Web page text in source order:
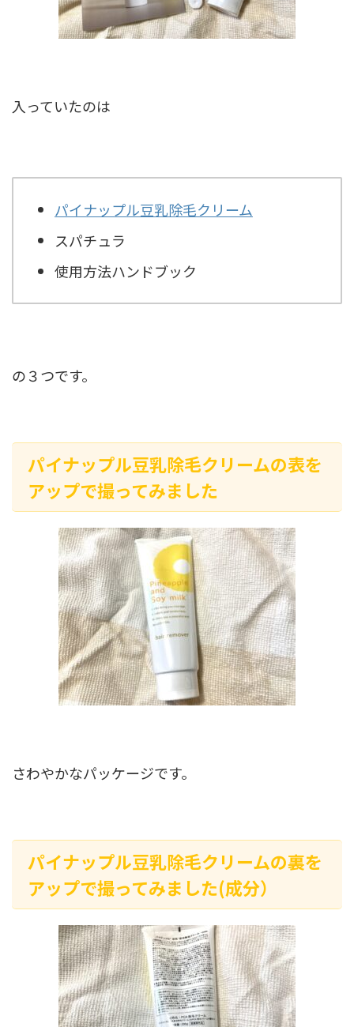
入っていたのは
パイナップル豆乳除毛クリーム
スパチュラ
使用方法ハンドブック
の３つです。
パイナップル豆乳除毛クリームの表を
アップで撮ってみました
さわやかなパッケージです。
パイナップル豆乳除毛クリームの裏を
アップで撮ってみました(成分）